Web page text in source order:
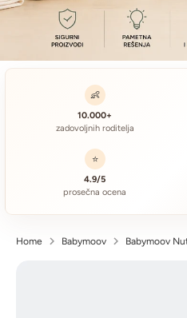
👶
10.000+
zadovoljnih roditelja
⭐
4.9/5
prosečna ocena
Home Babymoov Babymoov